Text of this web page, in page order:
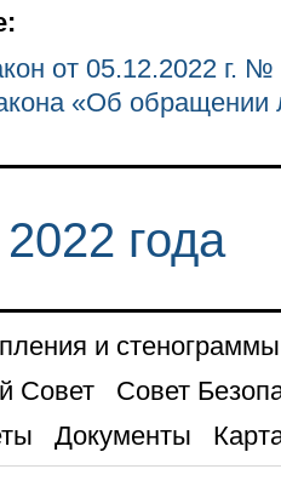
от 05.12.2022 г.
«Об обращении
года
и стенограммы
Совет
Совет
Документы